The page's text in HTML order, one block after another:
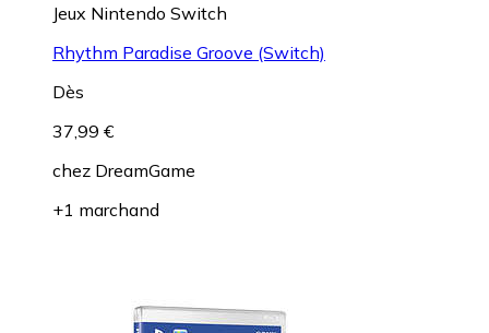
Jeux Nintendo Switch
Rhythm Paradise Groove (Switch)
Dès
37,99 €
chez DreamGame
+1 marchand